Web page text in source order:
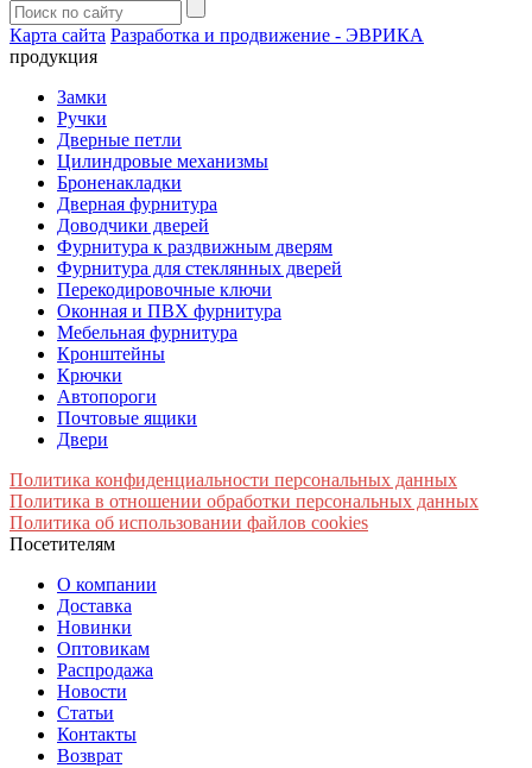
Карта сайта Разработка и продвижение - ЭВРИКА
продукция
Замки
Ручки
Дверные петли
Цилиндровые механизмы
Броненакладки
Дверная фурнитура
Доводчики дверей
Фурнитура к раздвижным дверям
Фурнитура для стеклянных дверей
Перекодировочные ключи
Оконная и ПВХ фурнитура
Мебельная фурнитура
Кронштейны
Крючки
Автопороги
Почтовые ящики
Двери
Политика конфиденциальности персональных данных
Политика в отношении обработки персональных данных
Политика об использовании файлов cookies
Посетителям
О компании
Доставка
Новинки
Оптовикам
Распродажа
Новости
Статьи
Контакты
Возврат